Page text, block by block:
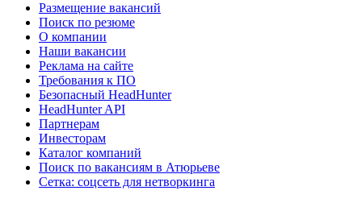
Размещение вакансий
Поиск по резюме
О компании
Наши вакансии
Реклама на сайте
Требования к ПО
Безопасный HeadHunter
HeadHunter API
Партнерам
Инвесторам
Каталог компаний
Поиск по вакансиям в Атюрьеве
Сетка: соцсеть для нетворкинга